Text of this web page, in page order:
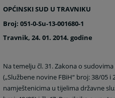
OPĆINSKI SUD U TRAVNIKU
Broj: 051-0-Su-13-001680-1
Travnik, 24. 01. 2014. godine
Na temelju čl. 31. Zakona o
(„Službene novine FBiH“ broj: 38/05 i
namještenicima u tijelima državne